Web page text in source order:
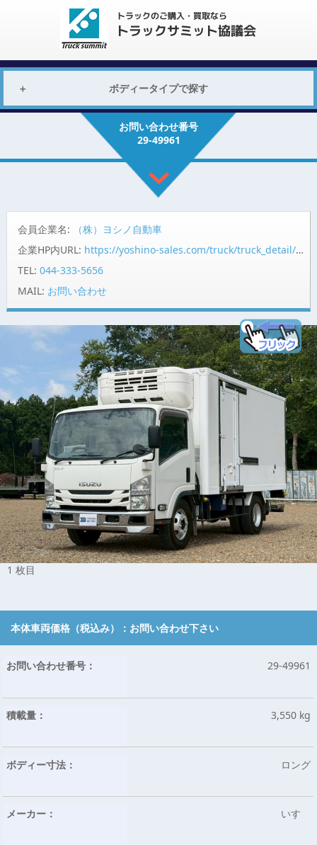
ボディータイプで探す
お問い合わせ番号
29-49961
会員企業名:
（株）ヨシノ自動車
企業HP内URL: https://yoshino-sales.com/truck/truck_detail/?id=53399
TEL: 044-333-5656
MAIL: お問い合わせ
1 枚目
本体車両価格（税込み）： お問い合わせ下さい
お問い合わせ番号： 29-49961
積載量： 3,550 kg
ボディー寸法： ロング
メーカー： いすゞ